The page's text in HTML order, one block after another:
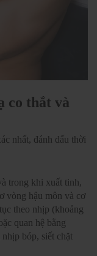
co thắt và
nhất, đánh dấu thời
trong khi xuất tinh,
vòng hậu môn và cơ
theo nhịp (khoảng
quan hệ bằng
bóp, siết chặt